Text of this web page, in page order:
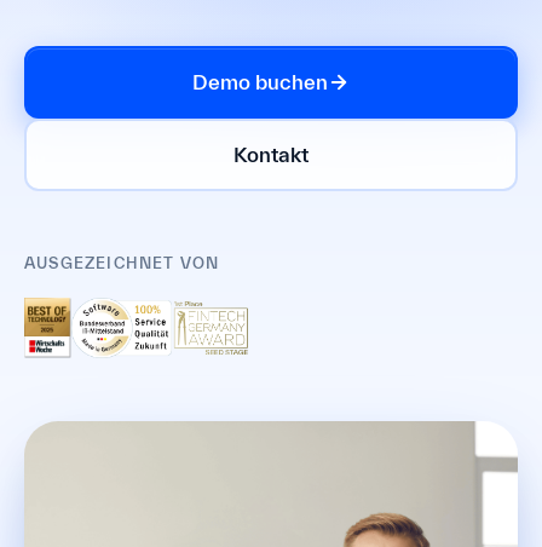
Demo buchen
Kontakt
AUSGEZEICHNET VON